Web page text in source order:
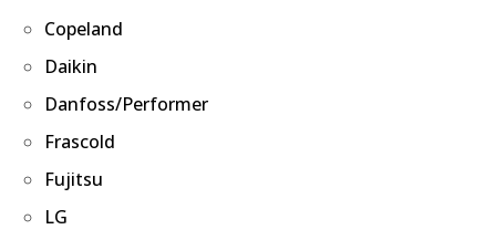
Copeland
Daikin
Danfoss/Performer
Frascold
Fujitsu
LG